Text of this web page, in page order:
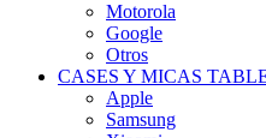
Motorola
Google
Otros
CASES Y MICAS
Apple
Samsung